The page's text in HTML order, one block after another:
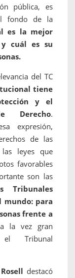
pública, es
fondo de la
es la mejor
cuál es su
del TC
tiene
y el
Derecho.
expresión,
de las
las leyes que
favorables
son las
Tribunales
mundo: para
frente a
la vez gran
el Tribunal
destacó